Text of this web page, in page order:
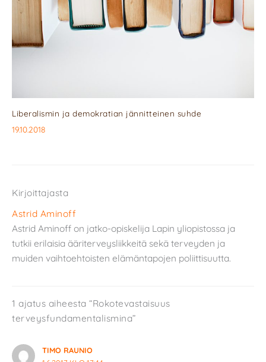
Liberalismin ja demokratian jännitteinen suhde
19.10.2018
Kirjoittajasta
Astrid Aminoff
Astrid Aminoff on jatko-opiskelija Lapin yliopistossa ja
tutkii erilaisia ääriterveysliikkeitä sekä terveyden ja
muiden vaihtoehtoisten elämäntapojen poliittisuutta.
1 ajatus aiheesta “Rokotevastaisuus
terveysfundamentalismina”
TIMO RAUNIO